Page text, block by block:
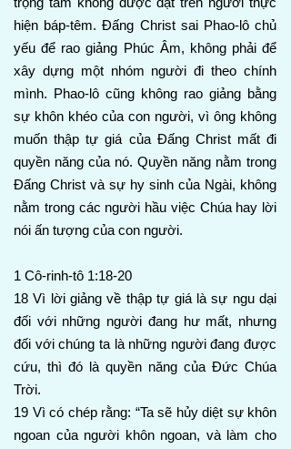
hiện báp-têm. Đấng Christ sai Phao-lô chủ
yếu để rao giảng Phúc Âm, không phải để
xây dựng một nhóm người đi theo chính
mình. Phao-lô cũng không rao giảng bằng
sự khôn khéo của con người, vì ông không
muốn thập tự giá của Đấng Christ mất đi
quyền năng của nó. Quyền năng nằm trong
Đấng Christ và sự hy sinh của Ngài, không
nằm trong các người hầu việc Chúa hay lời
nói ấn tượng của con người.
1 Cô-rinh-tô 1:18-20
18 Vì lời giảng về thập tự giá là sự ngu dại
đối với những người đang hư mất, nhưng
đối với chúng ta là những người đang được
cứu, thì đó là quyền năng của Đức Chúa
Trời.
19 Vì có chép rằng: “Ta sẽ hủy diệt sự khôn
ngoan của người khôn ngoan, và làm cho